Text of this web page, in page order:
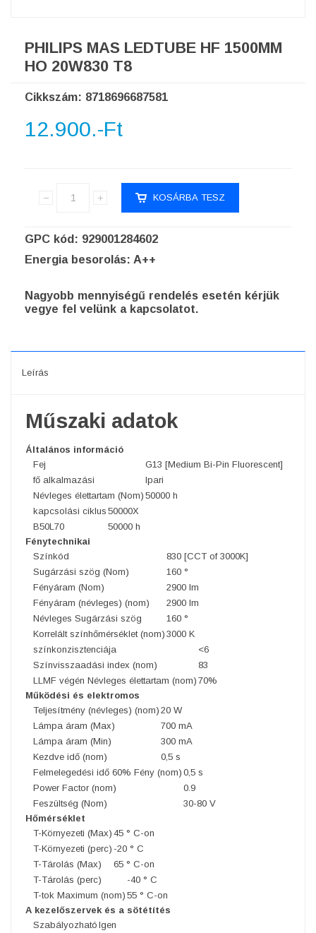
PHILIPS MAS LEDTUBE HF 1500MM
HO 20W830 T8
Cikkszám: 8718696687581
12.900.-Ft
GPC kód: 929001284602
Energia besorolás: A++
Nagyobb mennyiségű rendelés esetén kérjük
vegye fel velünk a kapcsolatot.
Leírás
Műszaki adatok
Általános információ
Fej
G13 [Medium Bi-Pin Fluorescent]
fő alkalmazási
Ipari
Névleges élettartam (Nom) 50000 h
kapcsolási ciklus 50000X
B50L70
50000 h
Fénytechnikai
Színkód
830 [CCT of 3000K]
Sugárzási szög (Nom)
160 °
Fényáram (Nom)
2900 lm
Fényáram (névleges) (nom)
2900 lm
Névleges Sugárzási szög
160 °
Korrelált színhőmérséklet (nom) 3000 K
színkonzisztenciája
<6
Színvisszaadási index (nom)
83
LLMF végén Névleges élettartam (nom) 70%
Működési és elektromos
Teljesítmény (névleges) (nom) 20 W
Lámpa áram (Max)
700 mA
Lámpa áram (Min)
300 mA
Kezdve idő (nom)
0,5 s
Felmelegedési idő 60% Fény (nom) 0,5 s
Power Factor (nom)
0.9
Feszültség (Nom)
30-80 V
Hőmérséklet
T-Környezeti (Max) 45 ° C-on
T-Környezeti (perc) -20 ° C
T-Tárolás (Max)
65 ° C-on
T-Tárolás (perc)
-40 ° C
T-tok Maximum (nom) 55 ° C-on
A kezelőszervek és a sötétítés
Szabályozható Igen